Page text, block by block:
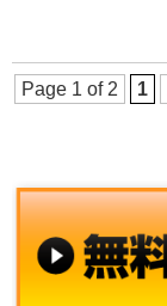
Page 1 of 2 1